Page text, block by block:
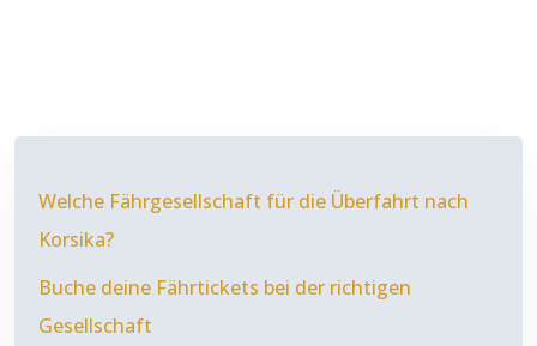
Welche Fährgesellschaft für die Überfahrt nach
Korsika?
Buche deine Fährtickets bei der richtigen
Gesellschaft